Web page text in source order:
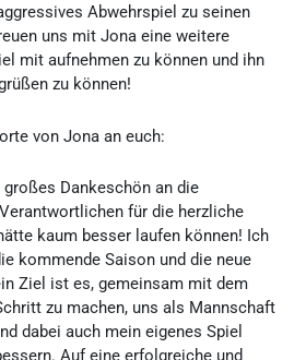
Abwehrspiel zu seinen
uns mit Jona eine weitere
mit aufnehmen zu können und ihn
zu können!
von Jona an euch:
Dankeschön an die
für die herzliche
kaum besser laufen können! Ich
kommende Saison und die neue
Ziel ist es, gemeinsam mit dem
zu machen, uns als Mannschaft
dabei auch mein eigenes Spiel
Auf eine erfolgreiche und